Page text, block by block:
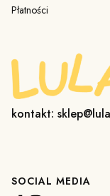
Płatności
kontakt:
SOCIAL MEDIA